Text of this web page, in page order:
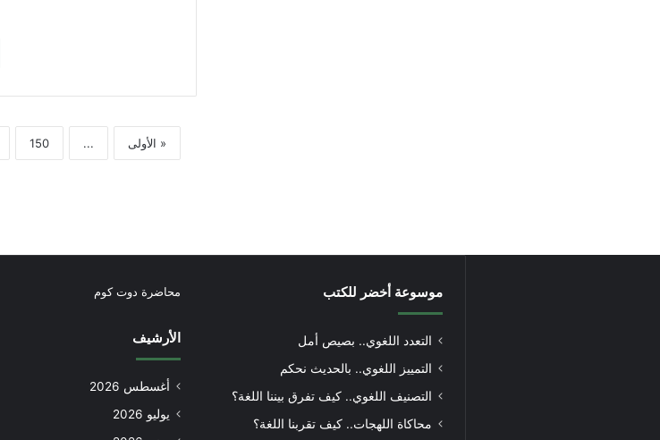
« الأولى ...
150
موسوعة أخضر للكتب
التعدد اللغوي.. بصيص أمل
التمييز اللغوي.. بالحديث نحكم
التصنيف اللغوي.. كيف تفرق بيننا اللغة؟
محاكاة اللهجات.. كيف تقربنا اللغة؟
محاضرة دوت كوم
الأرشيف
أغسطس 2026
يوليو 2026